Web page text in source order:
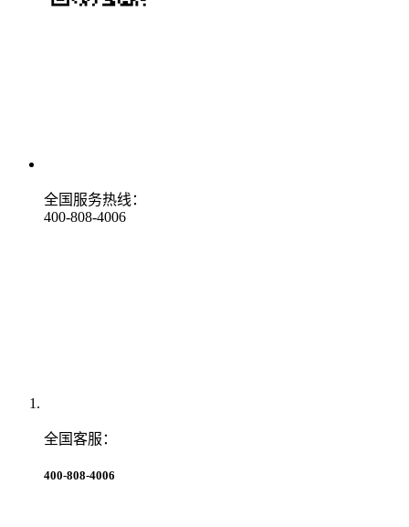
全国服务热线：
400-808-4006
全国客服：
400-808-4006